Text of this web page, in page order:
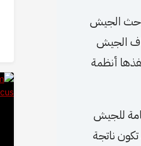
وحث الجيش
الجيش
أنظمة
للجيش
ناتجة